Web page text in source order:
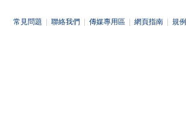
常見問題 聯絡我們 傳媒專用區 網頁指南 規例